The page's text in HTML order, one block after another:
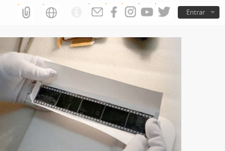
Entrar